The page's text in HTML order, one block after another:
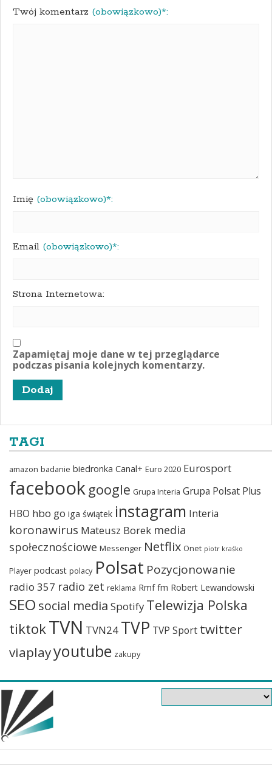
Twój komentarz (obowiązkowo)*:
Imię (obowiązkowo)*:
Email (obowiązkowo)*:
Strona Internetowa:
Zapamiętaj moje dane w tej przeglądarce
podczas pisania kolejnych komentarzy.
TAGI
amazon badanie biedronka Canal+ Euro 2020 Eurosport
facebook google Grupa Interia Grupa Polsat Plus
HBO hbo go iga świątek instagram Interia
koronawirus Mateusz Borek media
społecznościowe Messenger Netflix Onet piotr kraśko
Player podcast polacy Polsat Pozycjonowanie
radio 357 radio zet reklama Rmf fm Robert Lewandowski
SEO social media Spotify Telewizja Polska
tiktokTVN TVN24 TVP TVP Sport twitter
viaplayyoutube zakupy